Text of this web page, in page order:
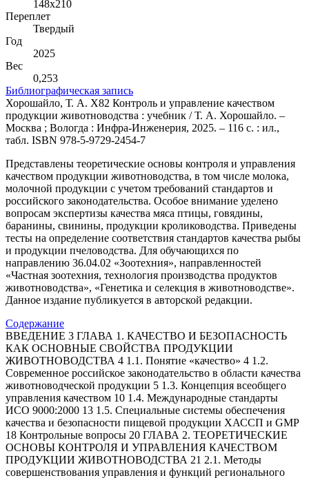
148х210
Переплет
Твердый
Год
2025
Вес
0,253
Библиографическая запись
Хорошайло, Т. А. Х82 Контроль и управление качеством
продукции животноводства : учебник / Т. А. Хорошайло. –
Москва ; Вологда : Инфра-Инженерия, 2025. – 116 с. : ил.,
табл. ISBN 978-5-9729-2454-7
Представлены теоретические основы контроля и управления
качеством продукции животноводства, в том числе молока,
молочной продукции с учетом требований стандартов и
российского законодательства. Особое внимание уделено
вопросам экспертизы качества мяса птицы, говядины,
баранины, свинины, продукции кролиководства. Приведены
тесты на определение соответствия стандартов качества рыбы
и продукции пчеловодства. Для обучающихся по
направлению 36.04.02 «Зоотехния», направленностей
«Частная зоотехния, технология производства продуктов
животноводства», «Генетика и селекция в животноводстве».
Данное издание публикуется в авторской редакции.
Содержание
ВВЕДЕНИЕ 3 ГЛАВА 1. КАЧЕСТВО И БЕЗОПАСНОСТЬ
КАК ОСНОВНЫЕ СВОЙСТВА ПРОДУКЦИИ
ЖИВОТНОВОДСТВА 4 1.1. Понятие «качество» 4 1.2.
Современное российское законодательство в области качества
животноводческой продукции 5 1.3. Концепция всеобщего
управления качеством 10 1.4. Международные стандарты
ИСО 9000:2000 13 1.5. Специальные системы обеспечения
качества и безопасности пищевой продукции ХАССП и GMP
18 Контрольные вопросы 20 ГЛАВА 2. ТЕОРЕТИЧЕСКИЕ
ОСНОВЫ КОНТРОЛЯ И УПРАВЛЕНИЯ КАЧЕСТВОМ
ПРОДУКЦИИ ЖИВОТНОВОДСТВА 21 2.1. Методы
совершенствования управления и функций регионального